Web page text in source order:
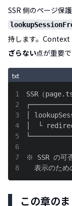
SSR 側のページ保
持します。Context
ざらない点が重要で
txt
1
2
3
4
5
6
7
8
表示のため
この章の